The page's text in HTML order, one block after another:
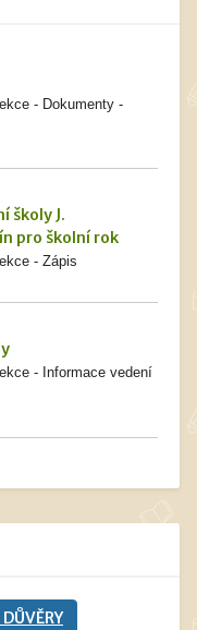
- Dokumenty -
školy J.
pro školní rok
- Zápis
- Informace vedení